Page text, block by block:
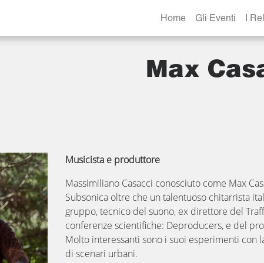
Home Gli Eventi I
Max
Musicista e produttore
Massimiliano Casacci conosciuto come Max
Subsonica oltre che un talentuoso chitarrista
gruppo, tecnico del suono, ex direttore del
conferenze scientifiche: Deproducers, e del
Molto interessanti sono i suoi esperimenti con
di scenari urbani.